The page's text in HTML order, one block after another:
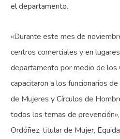
el departamento.
«Durante este mes de
centros comerciales y en
departamento por medio de los
capacitaron a los funcionarios
de Mujeres y Círculos de
todos los temas de
Ordóñez, titular de Mujer,